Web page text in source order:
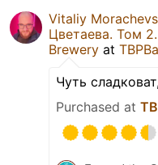
Vitaliy
Цветаева. Том 2.
Brewery at
Чуть
Purchased at